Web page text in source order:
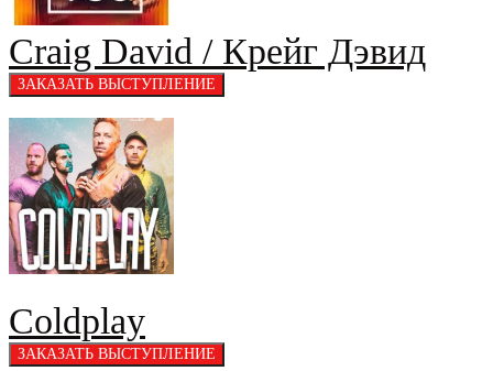
Craig David / Крейг Дэвид
Coldplay